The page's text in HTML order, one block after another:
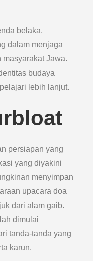
belaka,
dalam menjaga
masyarakat Jawa.
budaya
lebih lanjut.
persiapan yang
yang diyakini
menyimpan
upacara doa
dari alam gaib.
dimulai
tanda-tanda yang
karun.